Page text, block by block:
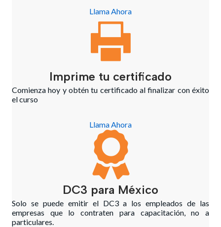
Llama Ahora
Imprime tu certificado
Comienza hoy y obtén tu certificado al finalizar con éxito
el curso
Llama Ahora
DC3 para México
Solo se puede emitir el DC3 a los empleados de las
empresas que lo contraten para capacitación, no a
particulares.